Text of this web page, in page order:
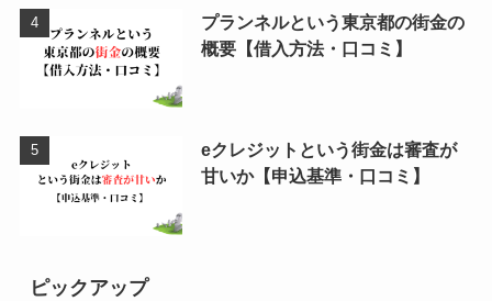
プランネルという東京都の街金の
概要【借入方法・口コミ】
eクレジットという街金は審査が
甘いか【申込基準・口コミ】
ピックアップ